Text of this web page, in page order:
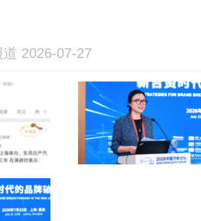
2026-07-27